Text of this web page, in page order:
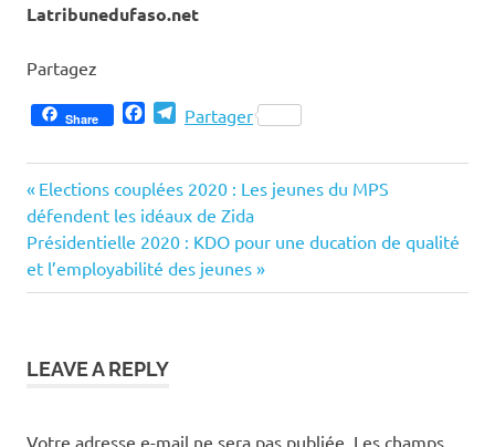
Latribunedufaso.net
Partagez
Share FacebookTelegram
Partager
Navigation
de
l’article
Previous
Post:
Elections couplées 2020 : Les jeunes du MPS
défendent les idéaux de Zida
Next
Post:
Présidentielle 2020 : KDO pour une ducation de qualité
et l’employabilité des jeunes
LEAVE A REPLY
Votre adresse e-mail ne sera pas publiée. Les champs